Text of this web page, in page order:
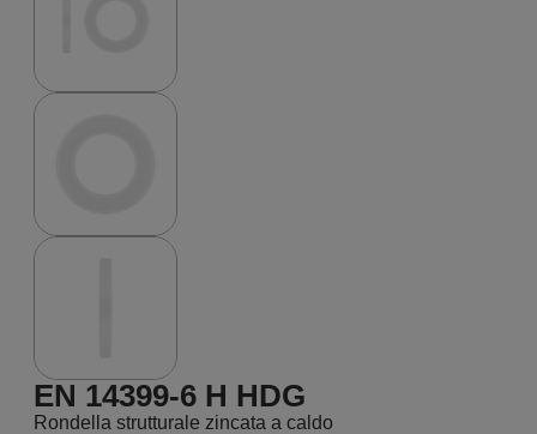
EN 14399-6 H HDG
Rondella strutturale zincata a caldo